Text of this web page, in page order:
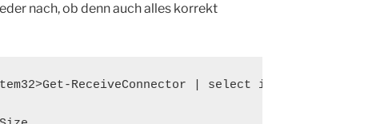
nach, ob denn auch alles korrekt
ReceiveConnector | select identity,